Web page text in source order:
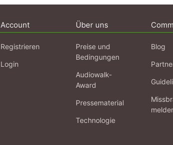
Account
Registrieren
Login
Über uns
Preise und
Bedingungen
Audiowalk-
Award
Pressematerial
Technologie
Blog